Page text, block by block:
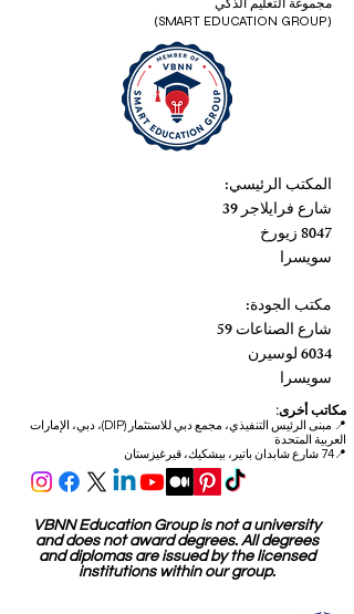
VBNN.com
التعلم الذكي بالذكاء الاصطناعي (AI SmartLearn)
مجموعة التعليم الذكي
المكتب الرئيسي:
8047 زيورخ
سويسرا
مكتب الجودة:
شارع الصناعات 59
6034 لوسيرن
سويسرا
مبنى الرئيس التنفيذي، مجمع دبي للاستثمار (DIP)، دبي، الإمارات